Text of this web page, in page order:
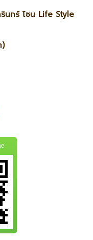
นทร์ โซน Life Style